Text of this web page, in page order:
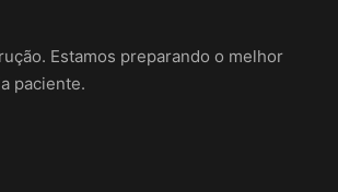
Estamos preparando o melhor
paciente.